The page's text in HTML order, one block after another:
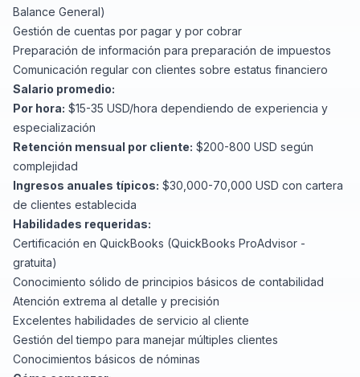
Balance General)
Gestión de cuentas por pagar y por cobrar
Preparación de información para preparación de impuestos
Comunicación regular con clientes sobre estatus financiero
Salario promedio:
Por hora: $15-35 USD/hora dependiendo de experiencia y
especialización
Retención mensual por cliente: $200-800 USD según
complejidad
Ingresos anuales típicos: $30,000-70,000 USD con cartera
de clientes establecida
Habilidades requeridas:
Certificación en QuickBooks (QuickBooks ProAdvisor -
gratuita)
Conocimiento sólido de principios básicos de contabilidad
Atención extrema al detalle y precisión
Excelentes habilidades de servicio al cliente
Gestión del tiempo para manejar múltiples clientes
Conocimientos básicos de nóminas